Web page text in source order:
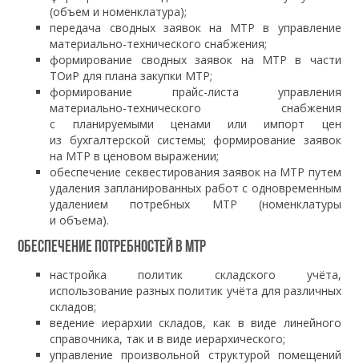
(объем и номенклатура);
передача сводных заявок на МТР в управление
материально-технического снабжения;
формирование сводных заявок на МТР в части
ТОиР для плана закупки МТР;
формирование прайс-листа управления
материально-технического снабжения
с планируемыми ценами или импорт цен
из бухгалтерской системы; формирование заявок
на МТР в ценовом выражении;
обеспечение секвестирования заявок на МТР путем
удаления запланированных работ с одновременным
удалением потребных МТР (номенклатуры
и объема).
Обеспечение потребностей в МТР
настройка политик складского учёта,
использование разных политик учёта для различных
складов;
ведение иерархии складов, как в виде линейного
справочника, так и в виде иерархического;
управление произвольной структурой помещений